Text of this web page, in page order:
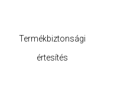
Termékbiztonsági
értesítés